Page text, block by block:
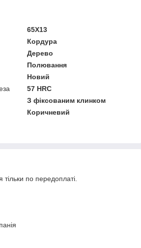
65X13
Кордура
Дерево
Полювання
Новий
57 HRC
З фіксованим клинком
Коричневий
тільки по передоплаті.